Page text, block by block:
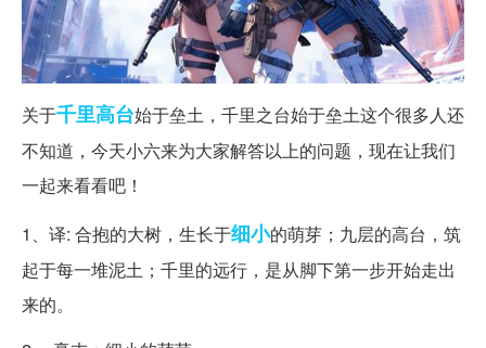
关于千里高台始于垒土，千里之台始于垒土这个很多人还
不知道，今天小六来为大家解答以上的问题，现在让我们
一起来看看吧！
1、译: 合抱的大树，生长于细小的萌芽；九层的高台，筑
起于每一堆泥土；千里的远行，是从脚下第一步开始走出
来的。